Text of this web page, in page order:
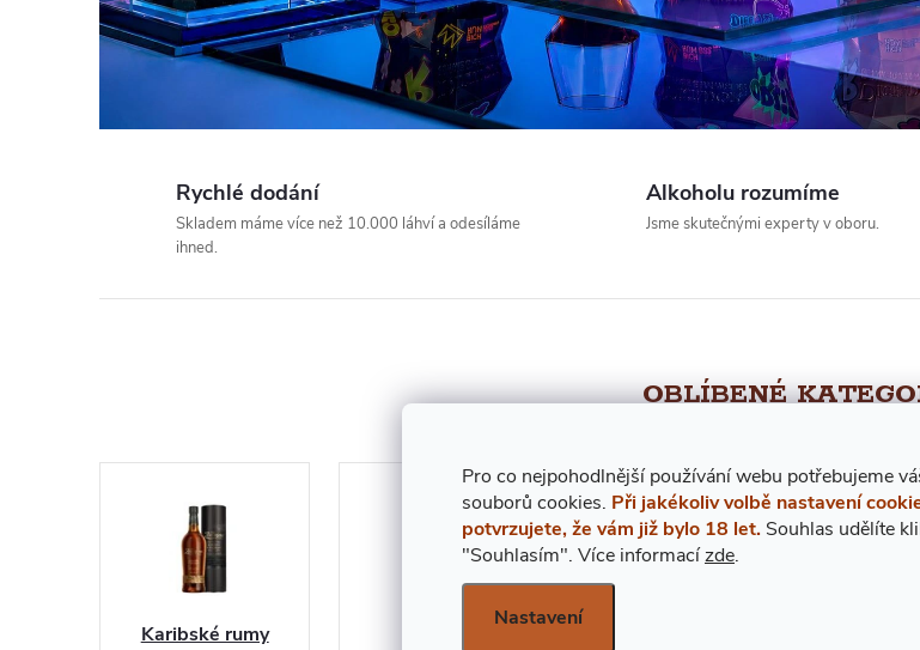
Pro co nejpohodlnější používání webu potřebujeme
souborů cookies. Při jakékoliv volbě nastavení
potvrzujete, že vám již bylo 18 let. Souhlas udělíte
"Souhlasím". Více informacízde.
Nastavení
K
Rychlé dodání
Skladem máme více než 10.000 láhví a odesíláme
ihned.
Alkoholu rozumíme
Jsme skutečnými experty v oboru.
OBLÍBENÉ
Karibské rumy